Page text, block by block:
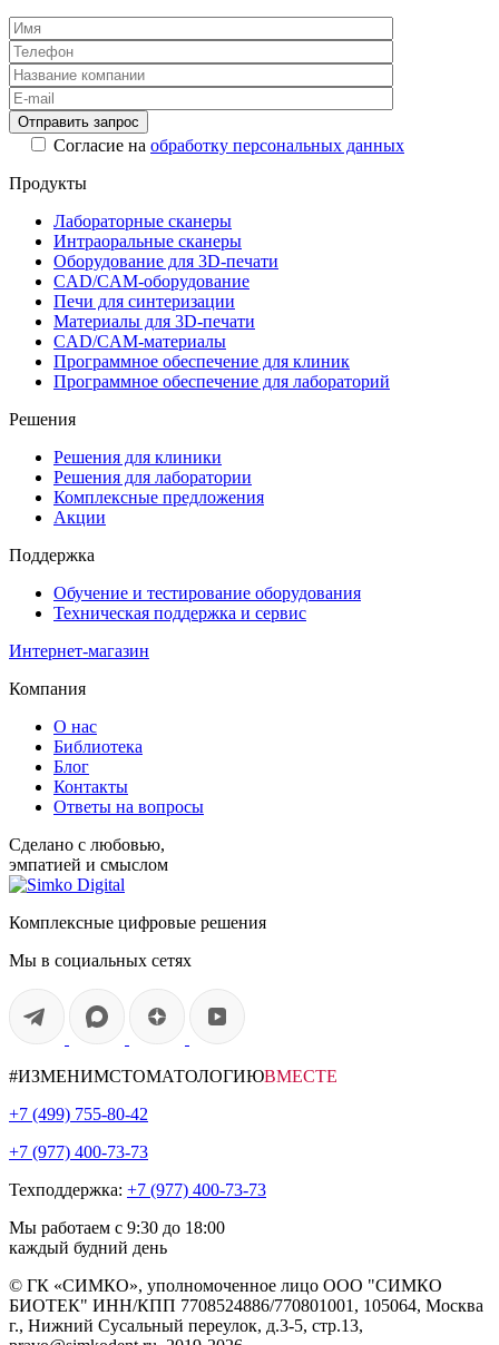
Согласие на обработку персональных данных
Продукты
Лабораторные сканеры
Интраоральные сканеры
Оборудование для 3D-печати
CAD/CAM-оборудование
Печи для синтеризации
Материалы для 3D-печати
CAD/CAM-материалы
Программное обеспечение для клиник
Программное обеспечение для лабораторий
Решения
Решения для клиники
Решения для лаборатории
Комплексные предложения
Акции
Поддержка
Обучение и тестирование оборудования
Техническая поддержка и сервис
Интернет-магазин
Компания
О нас
Библиотека
Блог
Контакты
Ответы на вопросы
Сделано с любовью,
эмпатией и смыслом
Комплексные цифровые решения
Мы в социальных сетях
#ИЗМЕНИМСТОМАТОЛОГИЮВМЕСТЕ
+7 (499) 755-80-42
+7 (977) 400-73-73
Техподдержка: +7 (977) 400-73-73
Мы работаем с 9:30 до 18:00
каждый будний день
© ГК «СИМКО», уполномоченное лицо ООО "СИМКО
БИОТЕК" ИНН/КПП 7708524886/770801001, 105064, Москва
г., Нижний Сусальный переулок, д.3-5, стр.13,